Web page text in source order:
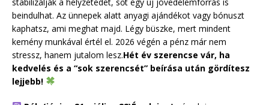
beindulhat. Az ünnepek alatt anyagi ajándékot vagy bónuszt
kaphatsz, ami meghat majd. Légy büszke, mert mindent
kemény munkával értél el. 2026 végén a pénz már nem
stressz, hanem jutalom lesz.Hét év szerencse vár, ha
kedvelés és a “sok szerencsét” beírása után gördítesz
lejjebb!